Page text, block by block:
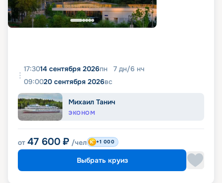
17:3014 сентября 2026пн 7 дн/6 нч
09:0020 сентября 2026вс
Михаил Танич
ЭКОНОМ
от 47 600 ₽ /чел +1 000
Выбрать круиз